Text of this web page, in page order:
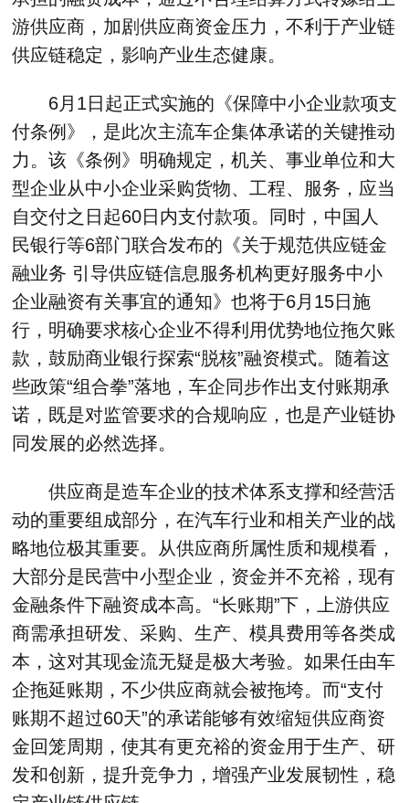
游供应商，加剧供应商资金压力，不利于产业链
供应链稳定，影响产业生态健康。
6月1日起正式实施的《保障中小企业款项支
付条例》，是此次主流车企集体承诺的关键推动
力。该《条例》明确规定，机关、事业单位和大
型企业从中小企业采购货物、工程、服务，应当
自交付之日起60日内支付款项。同时，中国人
民银行等6部门联合发布的《关于规范供应链金
融业务 引导供应链信息服务机构更好服务中小
企业融资有关事宜的通知》也将于6月15日施
行，明确要求核心企业不得利用优势地位拖欠账
款，鼓励商业银行探索“脱核”融资模式。随着这
些政策“组合拳”落地，车企同步作出支付账期承
诺，既是对监管要求的合规响应，也是产业链协
同发展的必然选择。
供应商是造车企业的技术体系支撑和经营活
动的重要组成部分，在汽车行业和相关产业的战
略地位极其重要。从供应商所属性质和规模看，
大部分是民营中小型企业，资金并不充裕，现有
金融条件下融资成本高。“长账期”下，上游供应
商需承担研发、采购、生产、模具费用等各类成
本，这对其现金流无疑是极大考验。如果任由车
企拖延账期，不少供应商就会被拖垮。而“支付
账期不超过60天”的承诺能够有效缩短供应商资
金回笼周期，使其有更充裕的资金用于生产、研
发和创新，提升竞争力，增强产业发展韧性，稳